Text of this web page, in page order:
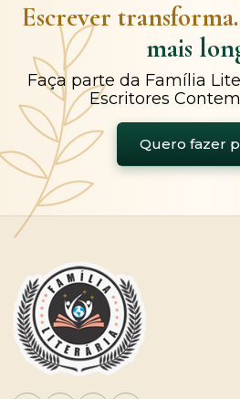
Escrever transforma.
mais
Faça parte da Família
Escritores
Quero fazer